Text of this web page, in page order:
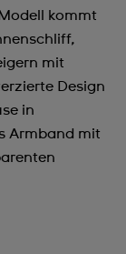
kommt
mit
Design
in
Armband mit